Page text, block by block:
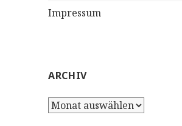
Impressum
ARCHIV
Archiv